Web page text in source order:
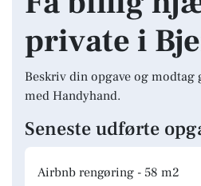
private i
Beskriv din opgave og
med Handyhand.
Seneste udførte
Airbnb rengøring - 58 m2